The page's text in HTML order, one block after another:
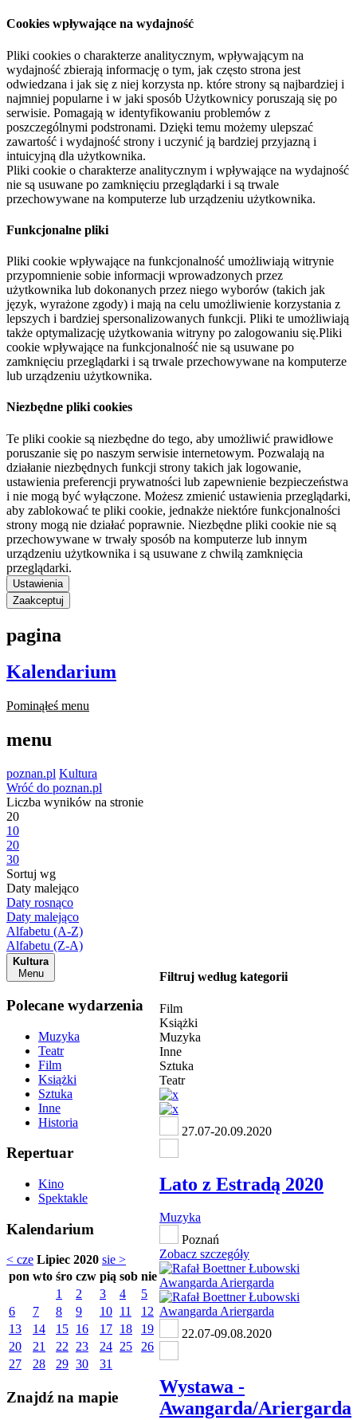
Cookies wpływające na wydajność
Pliki cookies o charakterze analitycznym, wpływającym na
wydajność zbierają informację o tym, jak często strona jest
odwiedzana i jak się z niej korzysta np. które strony są najbardziej i
najmniej popularne i w jaki sposób Użytkownicy poruszają się po
serwisie. Pomagają w identyfikowaniu problemów z
poszczególnymi podstronami. Dzięki temu możemy ulepszać
zawartość i wydajność strony i uczynić ją bardziej przyjazną i
intuicyjną dla użytkownika.
Pliki cookie o charakterze analitycznym i wpływające na wydajność
nie są usuwane po zamknięciu przeglądarki i są trwale
przechowywane na komputerze lub urządzeniu użytkownika.
Funkcjonalne pliki
Pliki cookie wpływające na funkcjonalność umożliwiają witrynie
przypomnienie sobie informacji wprowadzonych przez
użytkownika lub dokonanych przez niego wyborów (takich jak
język, wyrażone zgody) i mają na celu umożliwienie korzystania z
lepszych i bardziej spersonalizowanych funkcji. Pliki te umożliwiają
także optymalizację użytkowania witryny po zalogowaniu się.Pliki
cookie wpływające na funkcjonalność nie są usuwane po
zamknięciu przeglądarki i są trwale przechowywane na komputerze
lub urządzeniu użytkownika.
Niezbędne pliki cookies
Te pliki cookie są niezbędne do tego, aby umożliwić prawidłowe
poruszanie się po naszym serwisie internetowym. Pozwalają na
działanie niezbędnych funkcji strony takich jak logowanie,
ustawienia preferencji prywatności lub zapewnienie bezpieczeństwa
i nie mogą być wyłączone. Możesz zmienić ustawienia przeglądarki,
aby zablokować te pliki cookie, jednakże niektóre funkcjonalności
strony mogą nie działać poprawnie. Niezbędne pliki cookie nie są
przechowywane w trwały sposób na komputerze lub innym
urządzeniu użytkownika i są usuwane z chwilą zamknięcia
przeglądarki.
Ustawienia
Zaakceptuj
pagina
Kalendarium
Pominąłeś menu
menu
poznan.pl Kultura
Wróć do poznan.pl
Liczba wyników na stronie
20
10
20
30
Sortuj wg
Daty malejąco
Daty rosnąco
Daty malejąco
Alfabetu (A-Z)
Alfabetu (Z-A)
Kultura
Menu
Polecane wydarzenia
Muzyka
Teatr
Film
Książki
Sztuka
Inne
Historia
Repertuar
Kino
Spektakle
Kalendarium
< cze Lipiec 2020 sie >
pon wto śro czw pią sob nie
1
2 3 4
5
6
7 8 9 10 11
12
13
14 15 16 17 18
19
20
21 22 23 24 25
26
27
28 29 30 31
Znajdź na mapie
Filtruj według kategorii
Film
Książki
Muzyka
Inne
Sztuka
Teatr
27.07-20.09.2020
Lato z Estradą 2020
Muzyka
Poznań
Zobacz szczegóły
22.07-09.08.2020
Wystawa -
Awangarda/Ariergarda